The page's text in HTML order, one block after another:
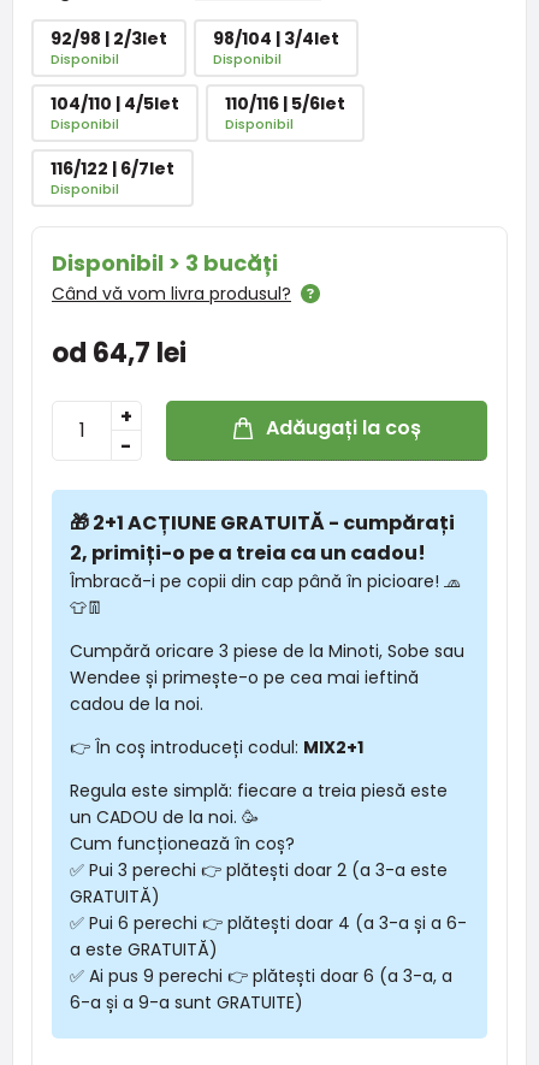
92/98 | 2/3let
Disponibil
98/104 | 3/4let
Disponibil
104/110 | 4/5let
Disponibil
110/116 | 5/6let
Disponibil
116/122 | 6/7let
Disponibil
Disponibil > 3 bucăți
Când vă vom livra produsul?
od 64,7 lei
-
+ Adăugați la coș
🎁 2+1 ACȚIUNE GRATUITĂ - cumpărați
2, primiți-o pe a treia ca un cadou!
Îmbracă-i pe copii din cap până în picioare! 🧢
👕👖
Cumpără oricare 3 piese de la Minoti, Sobe sau
Wendee și primește-o pe cea mai ieftină
cadou de la noi.
👉 În coș introduceți codul: MIX2+1
Regula este simplă: fiecare a treia piesă este
un CADOU de la noi. 🥳
Cum funcționează în coș?
✅ Pui 3 perechi 👉 plătești doar 2 (a 3-a este
GRATUITĂ)
✅ Pui 6 perechi 👉 plătești doar 4 (a 3-a și a 6-
a este GRATUITĂ)
✅ Ai pus 9 perechi 👉 plătești doar 6 (a 3-a, a
6-a și a 9-a sunt GRATUITE)